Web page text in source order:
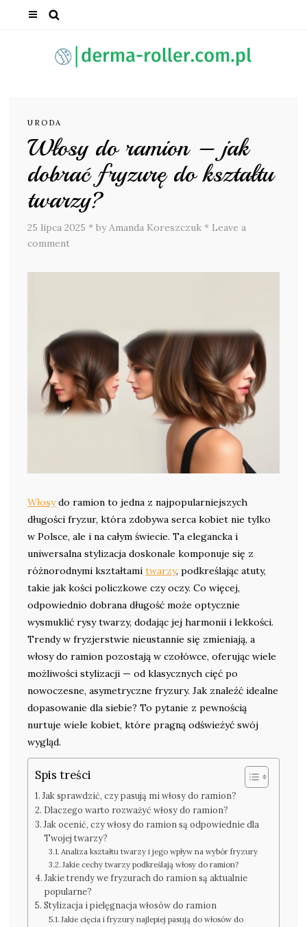
URODA
Włosy do ramion – jak
dobrać fryzurę do kształtu
twarzy?
25 lipca 2025 * by Amanda Koreszczuk * Leave a
comment
Włosydo ramion to jedna z najpopularniejszych
długości fryzur, która zdobywa serca kobiet nie tylko
w Polsce, ale i na całym świecie. Ta elegancka i
uniwersalna stylizacja doskonale komponuje się z
różnorodnymi kształtami twarzy, podkreślając atuty,
takie jak kości policzkowe czy oczy. Co więcej,
odpowiednio dobrana długość może optycznie
wysmuklić rysy twarzy, dodając jej harmonii i lekkości.
Trendy w fryzjerstwie nieustannie się zmieniają, a
włosy do ramion pozostają w czołówce, oferując wiele
możliwości stylizacji — od klasycznych cięć po
nowoczesne, asymetryczne fryzury. Jak znaleźć idealne
dopasowanie dla siebie? To pytanie z pewnością
nurtuje wiele kobiet, które pragną odświeżyć swój
wygląd.
Spis treści
Jak sprawdzić, czy pasują mi włosy do ramion?
Dlaczego warto rozważyć włosy do ramion?
Jak ocenić, czy włosy do ramion są odpowiednie dla
Twojej twarzy?
Analiza kształtu twarzy i jego wpływ na wybór fryzury
Jakie cechy twarzy podkreślają włosy do ramion?
Jakie trendy we fryzurach do ramion są aktualnie
popularne?
Stylizacja i pielęgnacja włosów do ramion
Jakie cięcia i fryzury najlepiej pasują do włosów do